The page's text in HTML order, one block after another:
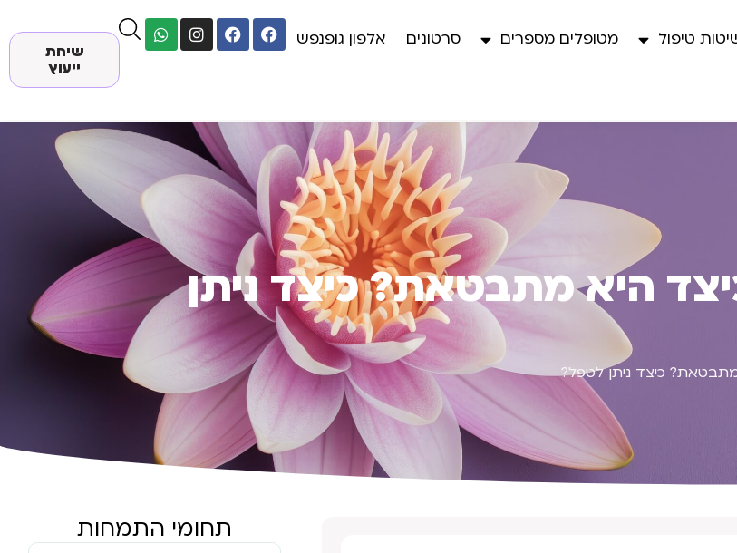
טיפול מטופלים מספרים סרטונים
אלפון גופנפש
שיחת
ייעוץ
היא מתבטאת? כיצד ניתן
כיצד ניתן לטפל?
תחומי התמחות